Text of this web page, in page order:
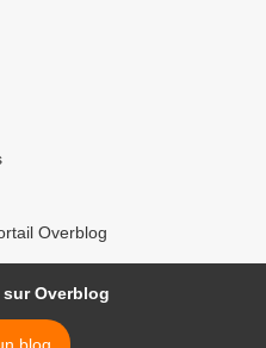
Overblog
Overblog